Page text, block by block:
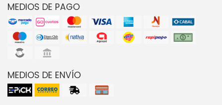
MEDIOS DE PAGO
MEDIOS DE ENVÍO